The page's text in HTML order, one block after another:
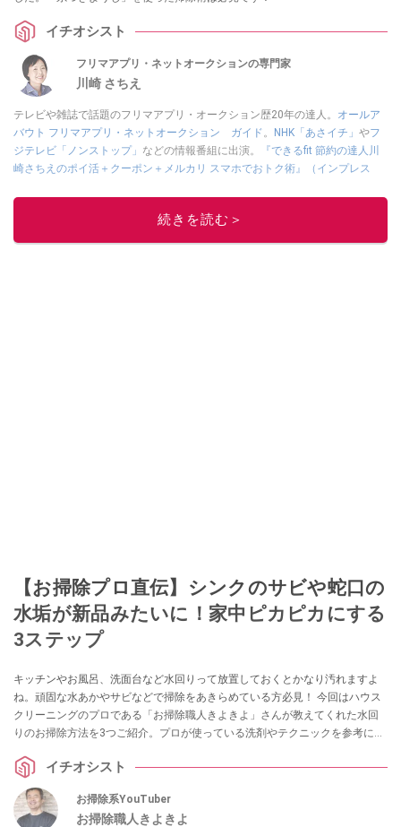
イチオシスト
フリマアプリ・ネットオークションの専門家
川崎 さちえ
テレビや雑誌で話題のフリマアプリ・オークション歴20年の達人。 オールア
バウト フリマアプリ・ネットオークション ガイド。 NHK「あさイチ」 やフ
ジテレビ「ノンストップ」 などの情報番組に出演。
『できるfit 節約の達人川
崎さちえのポイ活＋クーポン＋メルカリ スマホでおトク術』（インプレス
的に稼ぐ！』（翔泳社刊）
■経歴：2003年、夫が子育てをするために、突然会社を辞める。翌月からの
続きを読む＞
【お掃除プロ直伝】シンクのサビや蛇口の
水垢が新品みたいに！家中ピカピカにする
3ステップ
キッチンやお風呂、洗面台など水回りって放置しておくとかなり汚れますよ
ね。頑固な水あかやサビなどで掃除をあきらめている方必見！ 今回はハウス
クリーニングのプロである「お掃除職人きよきよ」さんが教えてくれた水回
りのお掃除方法を3つご紹介。プロが使っている洗剤やテクニックを参考に、
イチオシスト
お掃除系YouTuber
お掃除職人きよきよ